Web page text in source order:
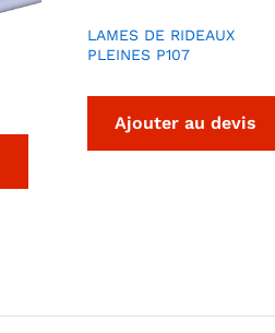
LAMES DE RIDEAUX
PLEINES P107